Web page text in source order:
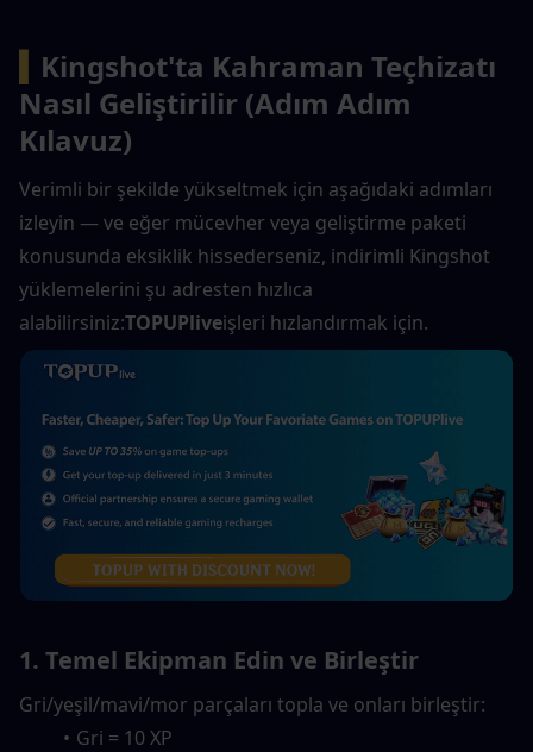
Kingshot'ta Kahraman Teçhizatı
Nasıl Geliştirilir (Adım Adım
Kılavuz)
Verimli bir şekilde yükseltmek için aşağıdaki adımları
izleyin — ve eğer mücevher veya geliştirme paketi
konusunda eksiklik hissederseniz, indirimli Kingshot
yüklemelerini şu adresten hızlıca
alabilirsiniz:TOPUPliveişleri hızlandırmak için.
1. Temel Ekipman Edin ve Birleştir
Gri/yeşil/mavi/mor parçaları topla ve onları birleştir:
Gri = 10 XP